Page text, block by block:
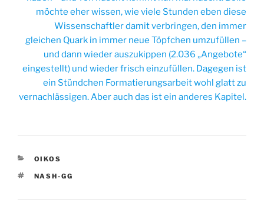
möchte eher wissen, wie viele Stunden eben diese
Wissenschaftler damit verbringen, den immer
gleichen Quark in immer neue Töpfchen umzufüllen –
und dann wieder auszukippen (2.036 „Angebote“
eingestellt) und wieder frisch einzufüllen. Dagegen ist
ein Stündchen Formatierungsarbeit wohl glatt zu
vernachlässigen. Aber auch das ist ein anderes Kapitel.
KATEGORIEN
OIKOS
SCHLAGWÖRTER
NASH-GG